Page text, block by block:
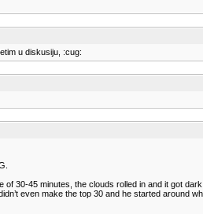
u diskusiju, :cug:
30-45 minutes, the clouds rolled in and it got
even make the top 30 and he started around